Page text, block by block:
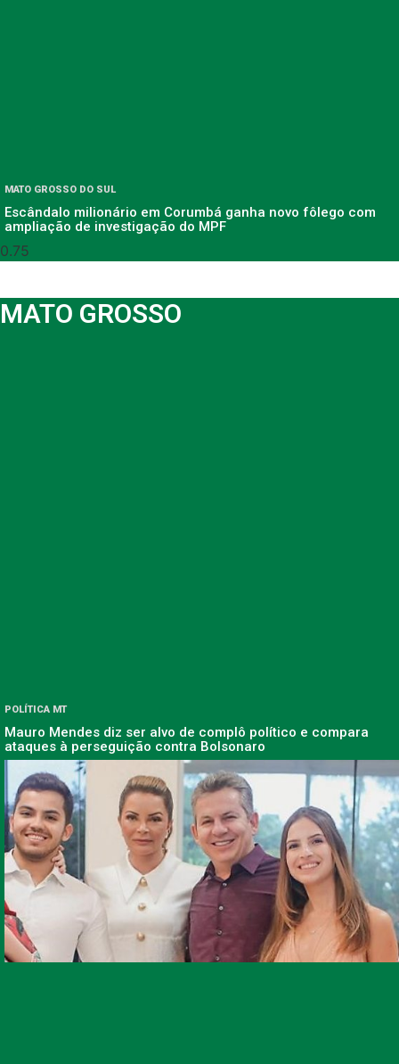
MATO GROSSO DO SUL
Escândalo milionário em Corumbá ganha novo fôlego com
ampliação de investigação do MPF
MATO GROSSO
POLÍTICA MT
Mauro Mendes diz ser alvo de complô político e compara
ataques à perseguição contra Bolsonaro